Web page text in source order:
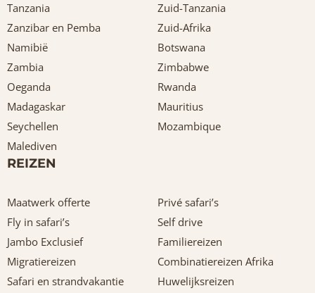
Tanzania
Zuid-Tanzania
Zanzibar en Pemba
Zuid-Afrika
Namibië
Botswana
Zambia
Zimbabwe
Oeganda
Rwanda
Madagaskar
Mauritius
Seychellen
Mozambique
Malediven
REIZEN
Maatwerk offerte
Privé safari’s
Fly in safari’s
Self drive
Jambo Exclusief
Familiereizen
Migratiereizen
Combinatiereizen Afrika
Safari en strandvakantie
Huwelijksreizen